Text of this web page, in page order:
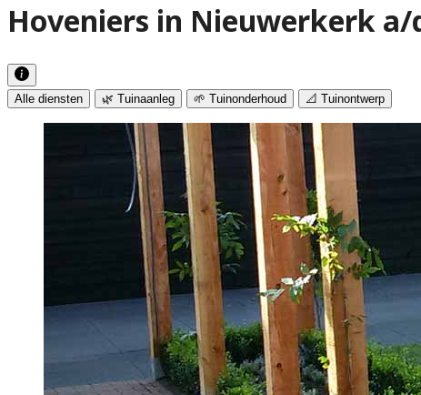
Hoveniers in Nieuwerkerk a/
Alle diensten 🌿 Tuinaanleg 🌱 Tuinonderhoud 📐 Tuinontwerp